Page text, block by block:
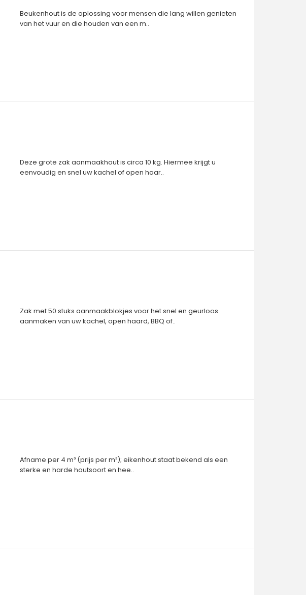
Beukenhout is de oplossing voor mensen die lang willen genieten
van het vuur en die houden van een m..
Deze grote zak aanmaakhout is circa 10 kg. Hiermee krijgt u
eenvoudig en snel uw kachel of open haar..
Zak met 50 stuks aanmaakblokjes voor het snel en geurloos
aanmaken van uw kachel, open haard, BBQ of..
Afname per 4 m³ (prijs per m³); eikenhout staat bekend als een
sterke en harde houtsoort en hee..